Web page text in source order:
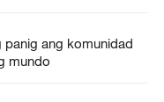
panig ang komunidad
mundo